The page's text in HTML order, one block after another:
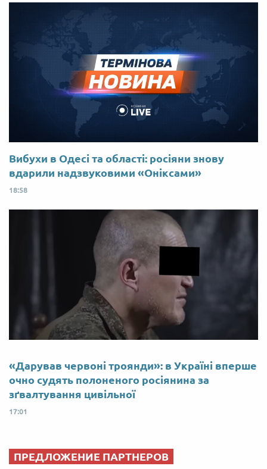
Вибухи в Одесі та області: росіяни знову
вдарили надзвуковими «Оніксами»
18:58
«Дарував червоні троянди»: в Україні вперше
очно судять полоненого росіянина за
зґвалтування цивільної
17:01
ПРЕДЛОЖЕНИЕ ПАРТНЕРОВ